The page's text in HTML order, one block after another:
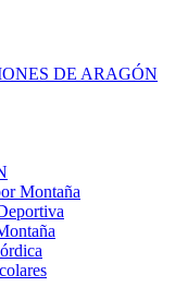
DE ARAGÓN
Montaña